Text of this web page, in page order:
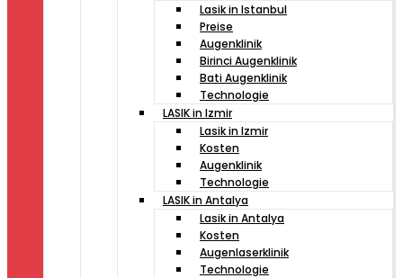
Lasik in Istanbul
Preise
Augenklinik
Birinci Augenklinik
Bati Augenklinik
Technologie
LASIK in Izmir
Lasik in Izmir
Kosten
Augenklinik
Technologie
LASIK in Antalya
Lasik in Antalya
Kosten
Augenlaserklinik
Technologie